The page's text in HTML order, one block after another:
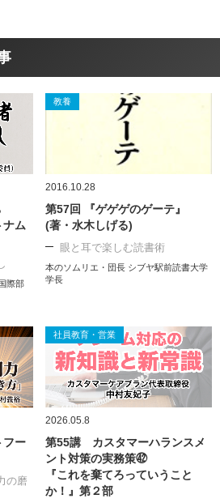
ナム
際部
教養
2016.10.28
第57回 『ゲゲゲのゲーテ』
(著・水木しげる)
眼と耳で楽しむ読書術
本のソムリエ・団長 シブヤ駅前読書大学
学長
ー
の磨
社員教育・営業
2026.05.8
第55講 カスタマーハランスメ
ント対策の実務策㊷
『これを棄てろっていうこと
か！』第２部